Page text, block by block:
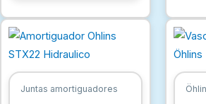
Juntas amortiguadores